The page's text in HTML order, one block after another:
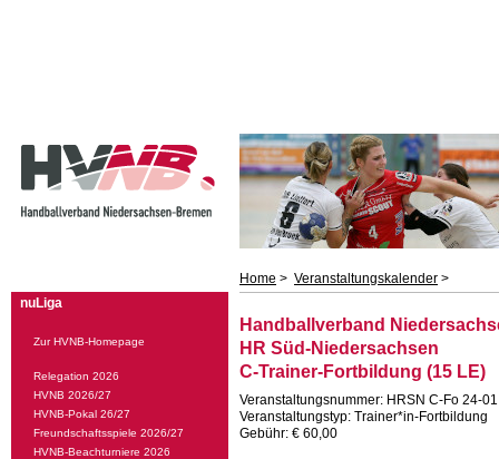
Home > Veranstaltungskalender >
nuLiga
Zur HVNB-Homepage
Relegation 2026
HVNB 2026/27
HVNB-Pokal 26/27
Freundschaftsspiele 2026/27
HVNB-Beachturniere 2026
Handballverband
HR Süd-Niedersachsen
C-Trainer-Fortbildung (15 LE)
Veranstaltungsnummer: HRSN C-Fo 24-01
Veranstaltungstyp: Trainer*in-Fortbildung
Gebühr: € 60,00